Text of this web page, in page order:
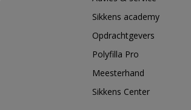
Sikkens academy
Opdrachtgevers
Polyfilla Pro
Meesterhand
Sikkens Center